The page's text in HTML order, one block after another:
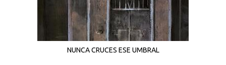
NUNCA CRUCES ESE UMBRAL